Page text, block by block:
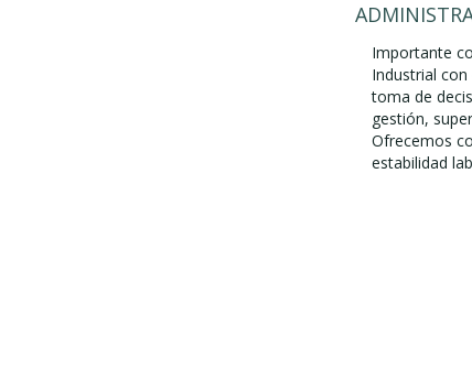
Importante
Industrial
toma de
gestión,
Ofrecemos
estabilidad